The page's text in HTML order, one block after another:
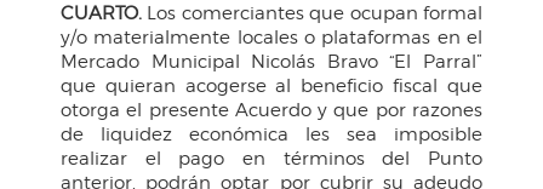
CUARTO. Los comerciantes que ocupan formal
y/o materialmente locales o plataformas en el
Mercado Municipal Nicolás Bravo “El Parral”
que quieran acogerse al beneficio fiscal que
otorga el presente Acuerdo y que por razones
de liquidez económica les sea imposible
realizar el pago en términos del Punto
anterior, podrán optar por cubrir su adeudo